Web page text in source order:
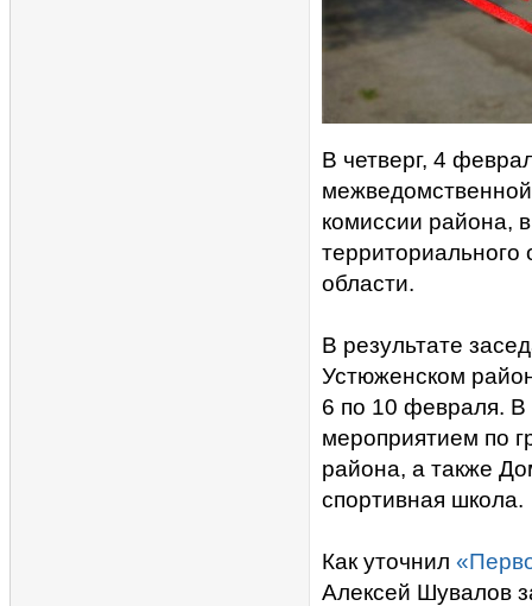
В четверг, 4
комиссии района,
территориального
области.
В результате
Устюженском
6 по 10 февраля. В
мероприятием по
района, а также
спортивная школа.
Как уточнил
Алексей Шувалов